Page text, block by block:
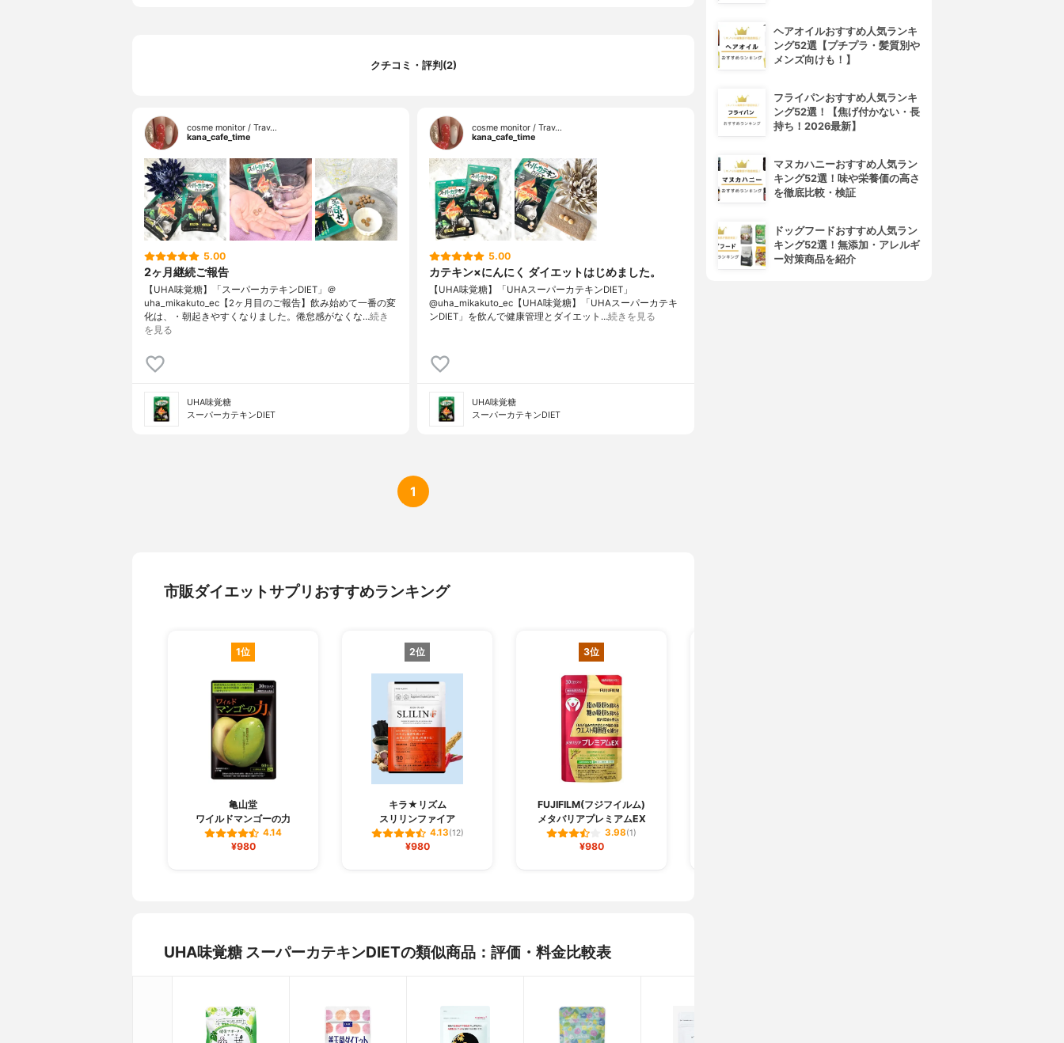
クチコミ・評判(2)
cosme monitor / Trav…
kana_cafe_time
5.00
2ヶ月継続ご報告
【UHA味覚糖】「スーパーカテキンDIET」＠
uha_mikakuto_ec【2ヶ月目のご報告】飲み始めて一番の変
化は、・朝起きやすくなりました。倦怠感がなくな…続き
を見る
UHA味覚糖
スーパーカテキンDIET
cosme monitor / Trav…
kana_cafe_time
5.00
カテキン×にんにく ダイエットはじめました。
【UHA味覚糖】「UHAスーパーカテキンDIET」
@uha_mikakuto_ec【UHA味覚糖】「UHAスーパーカテキ
ンDIET」を飲んで健康管理とダイエット…続きを見る
UHA味覚糖
スーパーカテキンDIET
1
市販ダイエットサプリおすすめランキング
1位
亀山堂
ワイルドマンゴーの力
4.14
¥980
2位
キラ★リズム
スリリンファイア
4.13(12)
¥980
3位
FUJIFILM(フジフイルム)
メタバリアプレミアムEX
3.98(1)
¥980
UHA味覚糖 スーパーカテキンDIETの類似商品：評価・料金比較表
ヘアオイルおすすめ人気ランキ
ング52選【プチプラ・髪質別や
メンズ向けも！】
フライパンおすすめ人気ランキ
ング52選！【焦げ付かない・長
持ち！2026最新】
マヌカハニーおすすめ人気ラン
キング52選！味や栄養価の高さ
を徹底比較・検証
ドッグフードおすすめ人気ラン
キング52選！無添加・アレルギ
ー対策商品を紹介